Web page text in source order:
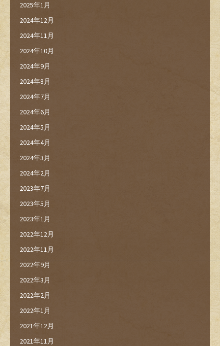
2025年1月
2024年12月
2024年11月
2024年10月
2024年9月
2024年8月
2024年7月
2024年6月
2024年5月
2024年4月
2024年3月
2024年2月
2023年7月
2023年5月
2023年1月
2022年12月
2022年11月
2022年9月
2022年3月
2022年2月
2022年1月
2021年12月
2021年11月